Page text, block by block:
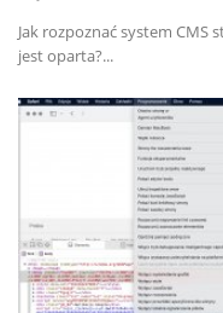
Jak rozpoznać system CMS
jest oparta?...